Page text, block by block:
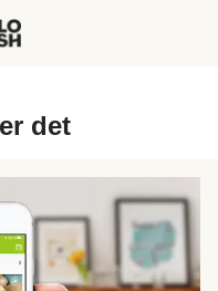
det